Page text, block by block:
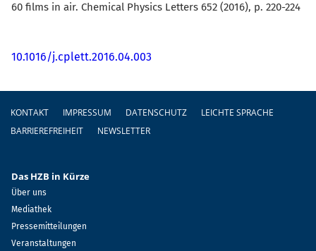
60 films in air. Chemical Physics Letters 652 (2016), p. 220-224
10.1016/j.cplett.2016.04.003
Fußzeile
KONTAKT IMPRESSUM DATENSCHUTZ
LEICHTE SPRACHE
BARRIEREFREIHEIT
NEWSLETTER
Das HZB in Kürze
Über uns
Mediathek
Pressemitteilungen
Veranstaltungen